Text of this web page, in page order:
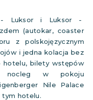
- Luksor i Luksor -
(autokar, coaster
z polskojęzycznym
i jedna kolacja bez
hotelu, bilety wstępów
nocleg w pokoju
Nile Palace
tym hotelu.